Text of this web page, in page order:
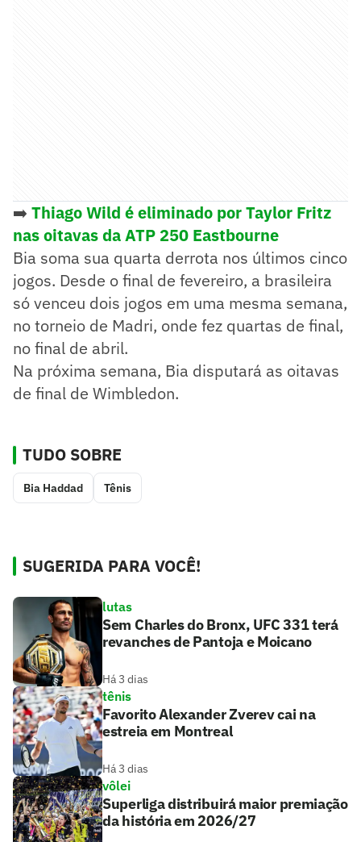
➡️ Thiago Wild é eliminado por Taylor Fritz
nas oitavas da ATP 250 Eastbourne
Bia soma sua quarta derrota nos últimos cinco
jogos. Desde o final de fevereiro, a brasileira
só venceu dois jogos em uma mesma semana,
no torneio de Madri, onde fez quartas de final,
no final de abril.
Na próxima semana, Bia disputará as oitavas
de final de Wimbledon.
TUDO SOBRE
Bia Haddad Tênis
SUGERIDA PARA VOCÊ!
lutas
Sem Charles do Bronx, UFC 331 terá
revanches de Pantoja e Moicano
Há 3 dias
tênis
Favorito Alexander Zverev cai na
estreia em Montreal
Há 3 dias
vôlei
Superliga distribuirá maior premiação
da história em 2026/27